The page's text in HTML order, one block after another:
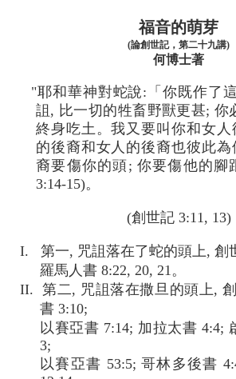
福音的萌芽
(論創世記，第二十九講)
何博士著
"耶和華神對蛇說:「你既作了
詛, 比一切的牲畜野獸更甚; 你
終身吃土。我又要叫你和女人
的後裔和女人的後裔也彼此為
裔要傷你的頭; 你要傷他的腳
3:14-15)。
(創世記 3:11, 13)
I. 第一, 咒詛落在了蛇的頭上, 創
羅馬人書 8:22, 20, 21。
II. 第二, 咒詛落在撒旦的頭上,
書 3:10;
以賽亞書 7:14; 加拉太書 4:4;
3;
以賽亞書 53:5; 哥林多後書